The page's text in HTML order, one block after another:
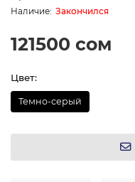
Закончился
121500 сом
Цвет:
Темно-серый